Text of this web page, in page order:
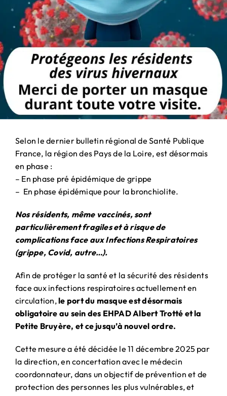
Selon le dernier bulletin régional de Santé Publique
France, la région des Pays de la Loire, est désormais
en phase :
– En phase pré épidémique de grippe
– En phase épidémique pour la bronchiolite.
Nos résidents, même vaccinés, sont
particulièrement fragiles et à risque de
complications face aux Infections Respiratoires
(grippe, Covid, autre…).
Afin de protéger la santé et la sécurité des résidents
face aux infections respiratoires actuellement en
circulation,le port du masque est désormais
obligatoire au sein des EHPAD Albert Trotté et la
Petite Bruyère, et ce jusqu’à nouvel ordre.
Cette mesure a été décidée le 11 décembre 2025 par
la direction, en concertation avec le médecin
coordonnateur, dans un objectif de prévention et de
protection des personnes les plus vulnérables, et